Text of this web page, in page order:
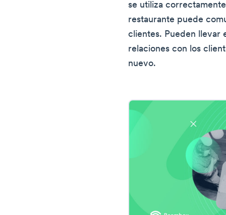
se utiliza
restaurante puede
clientes. Pueden llevar
relaciones con los
nuevo.